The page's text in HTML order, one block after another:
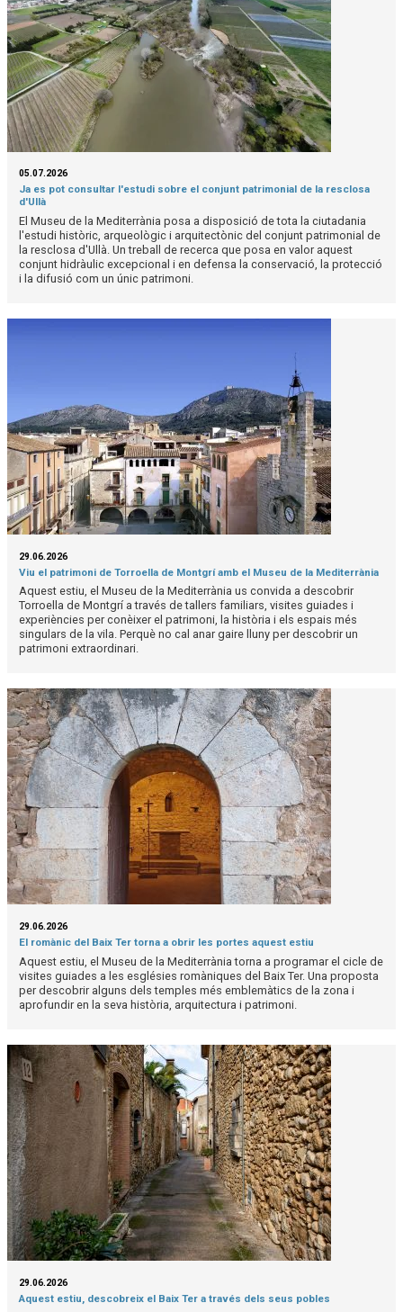
05.07.2026
Ja es pot consultar l'estudi sobre el conjunt patrimonial de la resclosa
d'Ullà
El Museu de la Mediterrània posa a disposició de tota la ciutadania
l'estudi històric, arqueològic i arquitectònic del conjunt patrimonial de
la resclosa d'Ullà. Un treball de recerca que posa en valor aquest
conjunt hidràulic excepcional i en defensa la conservació, la protecció
i la difusió com un únic patrimoni.
29.06.2026
Viu el patrimoni de Torroella de Montgrí amb el Museu de la Mediterrània
Aquest estiu, el Museu de la Mediterrània us convida a descobrir
Torroella de Montgrí a través de tallers familiars, visites guiades i
experiències per conèixer el patrimoni, la història i els espais més
singulars de la vila. Perquè no cal anar gaire lluny per descobrir un
patrimoni extraordinari.
29.06.2026
El romànic del Baix Ter torna a obrir les portes aquest estiu
Aquest estiu, el Museu de la Mediterrània torna a programar el cicle de
visites guiades a les esglésies romàniques del Baix Ter. Una proposta
per descobrir alguns dels temples més emblemàtics de la zona i
aprofundir en la seva història, arquitectura i patrimoni.
29.06.2026
Aquest estiu, descobreix el Baix Ter a través dels seus pobles